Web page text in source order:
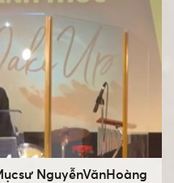
NguyễnVănHoàng